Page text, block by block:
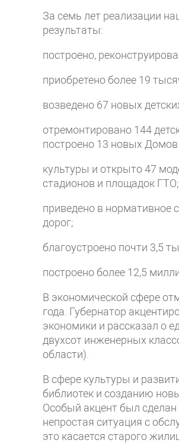
За семь лет реализации
результаты:
построено,
приобретено более 19
возведено 67 новых
отремонтировано 144
построено 13 новых Домов
культуры и открыто 47
стадионов и площадок ГТО;
приведено в нормативное
дорог;
благоустроено почти 3,5
построено более 12,5
В экономической сфере
года. Губернатор
экономики и рассказал о
двухсот инженерных
области).
В сфере культуры и
библиотек и созданию
Особый акцент был
непростая ситуация с
это касается старого